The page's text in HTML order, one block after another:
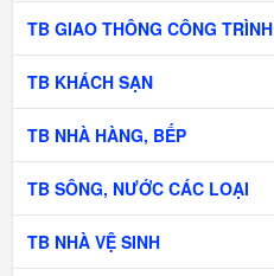
TB GIAO THÔNG CÔNG TRÌNH
TB KHÁCH SẠN
TB NHÀ HÀNG, BẾP
TB SÔNG, NƯỚC CÁC LOẠI
TB NHÀ VỆ SINH